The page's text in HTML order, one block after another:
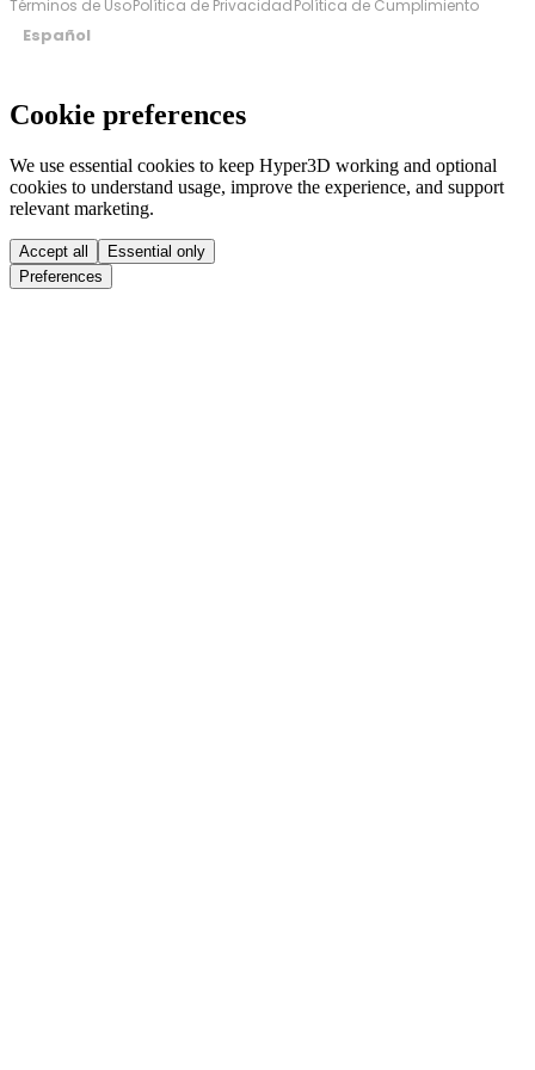
Términos de UsoPolítica de Privacidad Política de Cumplimiento
Español
Cookie preferences
We use essential cookies to keep Hyper3D working and optional
cookies to understand usage, improve the experience, and support
relevant marketing.
Accept all
Essential only
Preferences